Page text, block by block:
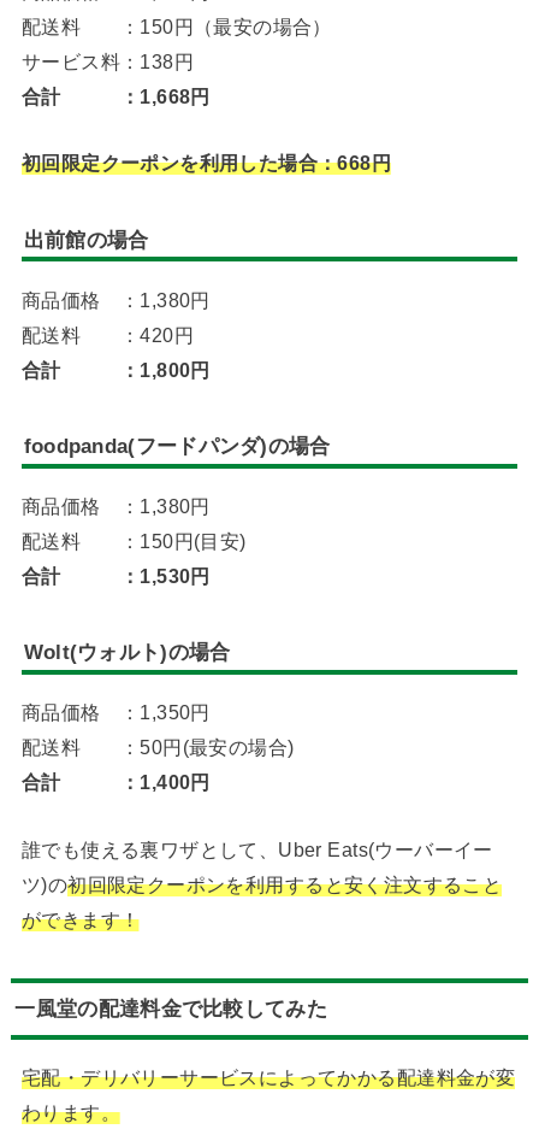
配送料 ：150円（最安の場合）
サービス料：138円
合計 ：1,668円
初回限定クーポンを利用した場合：668円
出前館の場合
商品価格 ：1,380円
配送料 ：420円
合計 ：1,800円
foodpanda(フードパンダ)の場合
商品価格 ：1,380円
配送料 ：150円(目安)
合計 ：1,530円
Wolt(ウォルト)の場合
商品価格 ：1,350円
配送料 ：50円(最安の場合)
合計 ：1,400円
誰でも使える裏ワザとして、Uber Eats(ウーバーイー
ツ)の初回限定クーポンを利用すると安く注文すること
ができます！
一風堂の配達料金で比較してみた
宅配・デリバリーサービスによってかかる配達料金が変
わります。